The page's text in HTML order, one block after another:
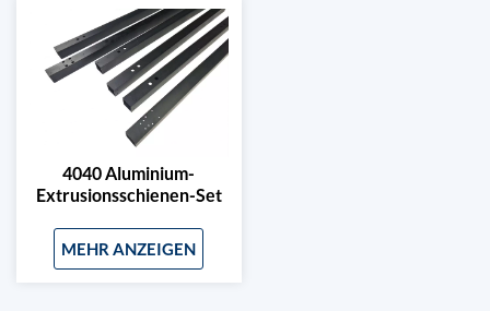
4040 Aluminium-
Extrusionsschienen-Set
Lasergraviererrahmen
MEHR ANZEIGEN